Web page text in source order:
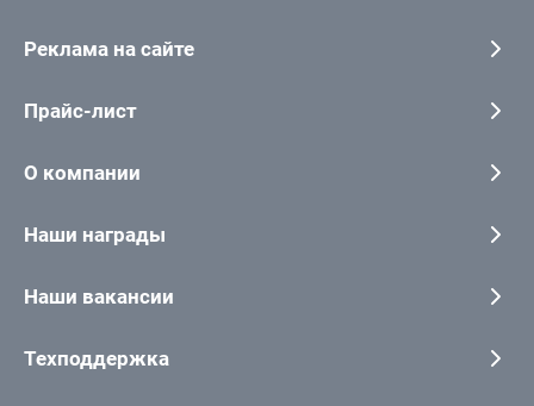
Реклама на сайте
Прайс-лист
О компании
Наши награды
Наши вакансии
Техподдержка